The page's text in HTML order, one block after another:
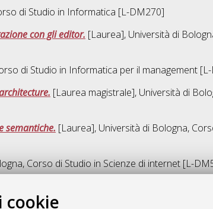
cookie
di Studio in Informatica [L-DM270]
con gli editor. [Laurea], Università di
di Studio in Informatica per il management
[Laurea magistrale], Università di
semantiche. [Laurea], Università di Bologna,
Corso di Studio in Scienze di internet [L-